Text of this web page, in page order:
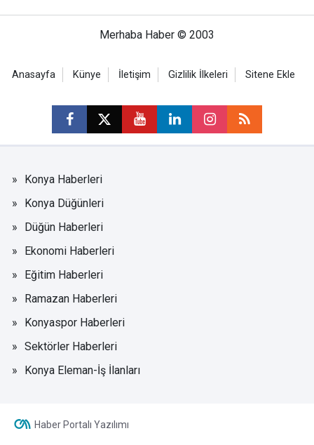
Merhaba Haber © 2003
Anasayfa Künye İletişim Gizlilik İlkeleri Sitene Ekle
Konya Haberleri
Konya Düğünleri
Düğün Haberleri
Ekonomi Haberleri
Eğitim Haberleri
Ramazan Haberleri
Konyaspor Haberleri
Sektörler Haberleri
Konya Eleman-İş İlanları
Haber Portalı Yazılımı